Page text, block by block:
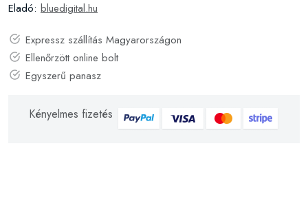
Eladó: bluedigital.hu
Expressz szállítás Magyarországon
Ellenőrzött online bolt
Egyszerű panasz
Kényelmes fizetés